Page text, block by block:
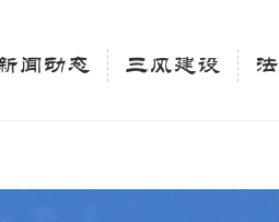
false); $description =
闻动态 三风建设